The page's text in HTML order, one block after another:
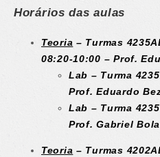
Horários das aulas
Teoria – Turmas
08:20-10:00 – Prof.
Lab – Turma
Prof. Eduardo
Lab – Turma
Prof. Gabriel
Teoria – Turmas